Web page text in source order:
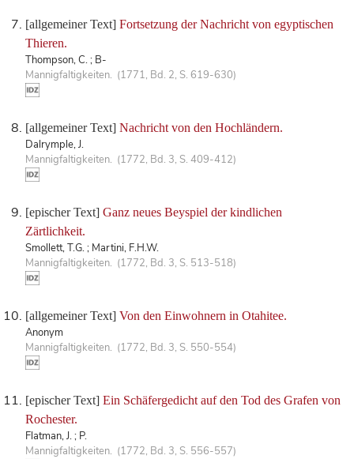
[allgemeiner Text] Fortsetzung der Nachricht von egyptischen
Thieren.
Thompson, C. ; B-
Mannigfaltigkeiten. (1771, Bd. 2, S. 619-630)
[allgemeiner Text] Nachricht von den Hochländern.
Dalrymple, J.
Mannigfaltigkeiten. (1772, Bd. 3, S. 409-412)
[epischer Text] Ganz neues Beyspiel der kindlichen
Zärtlichkeit.
Smollett, T.G. ; Martini, F.H.W.
Mannigfaltigkeiten. (1772, Bd. 3, S. 513-518)
[allgemeiner Text] Von den Einwohnern in Otahitee.
Anonym
Mannigfaltigkeiten. (1772, Bd. 3, S. 550-554)
[epischer Text] Ein Schäfergedicht auf den Tod des Grafen von
Rochester.
Flatman, J. ; P.
Mannigfaltigkeiten. (1772, Bd. 3, S. 556-557)